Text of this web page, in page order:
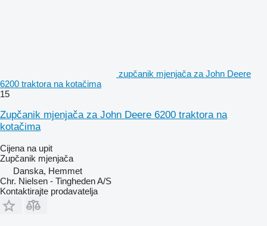
zupčanik mjenjača za John Deere
6200 traktora na kotačima
15
Zupčanik mjenjača za John Deere 6200 traktora na
kotačima
Cijena na upit
Zupčanik mjenjača
Danska, Hemmet
Chr. Nielsen - Tingheden A/S
Kontaktirajte prodavatelja